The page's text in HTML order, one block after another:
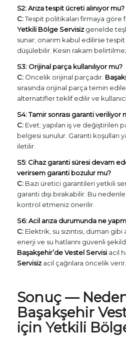
S2: Arıza tespit ücreti alınıyor mu?
C:Tespit politikaları firmaya göre
Yetkili Bölge Servisizgenelde
sunar; onarım kabul edilirse
düşülebilir. Kesin rakam
S3: Orijinal parça kullanılıyor mu?
C:Öncelik orijinal parçadır.
sırasında orijinal parça temin
alternatifler teklif edilir ve kullanıcı
S4: Tamir sonrası garanti veriliyor
C:Evet; yapılan iş ve değiştirilen
belgesi sunulur. Garanti koşulları
iletilir.
S5: Cihaz garanti süresi devam
verirsem garanti bozulur mu?
C:Bazı üretici garantileri yetkili
garanti dışı bırakabilir. Bu nedenle
kontrol etmeniz önerilir.
S6: Acil arıza durumunda ne
C:Elektrik, su sızıntısı, duman
enerji ve su hatlarını güvenli
Başakşehir’de Vestel Servisiacil
Servisizacil çağrılara öncelik verir.
Sonuç —
Başakşehir
için Yetkili